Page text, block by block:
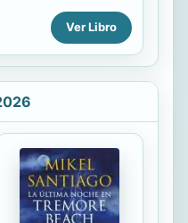
relatos utópicos
lengua francesa entre
injustificados, esta
sobre la mesa el
directo que los
XVI tuvieron de las
judaicas del Cantar
y, en especial, de las
bíblico durante la
nombre de Benito
o fray Luis de León
con otros
del Siglo de Oro.
Ver Libro